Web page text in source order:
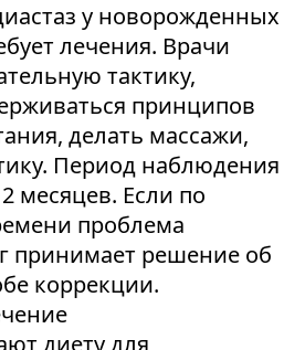
у новорожденных
лечения. Врачи
тактику,
принципов
делать массажи,
Период наблюдения
месяцев. Если по
проблема
принимает решение об
коррекции.